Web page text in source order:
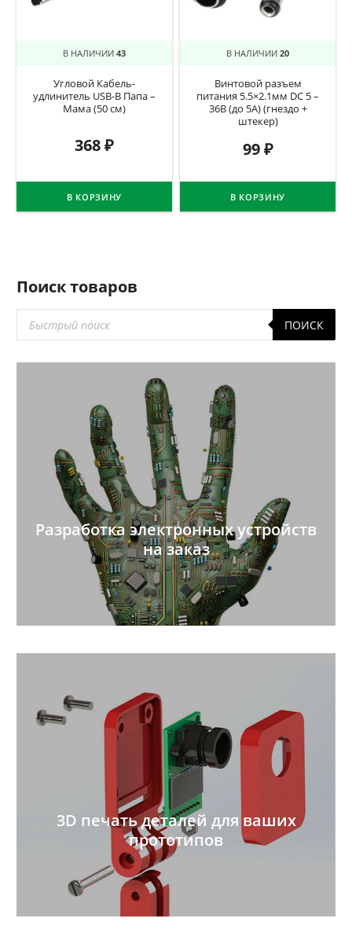
В НАЛИЧИИ 43
Угловой Кабель-
удлинитель USB-B Папа –
Мама (50 см)
368₽
В КОРЗИНУ
В НАЛИЧИИ 20
Винтовой разъем
питания 5.5×2.1мм DC 5 –
36В (до 5А) (гнездо +
штекер)
99₽
В КОРЗИНУ
Поиск товаров
товаров
ПОИСК
Разработка электронных устройств
на заказ
3D печать деталей для ваших
прототипов